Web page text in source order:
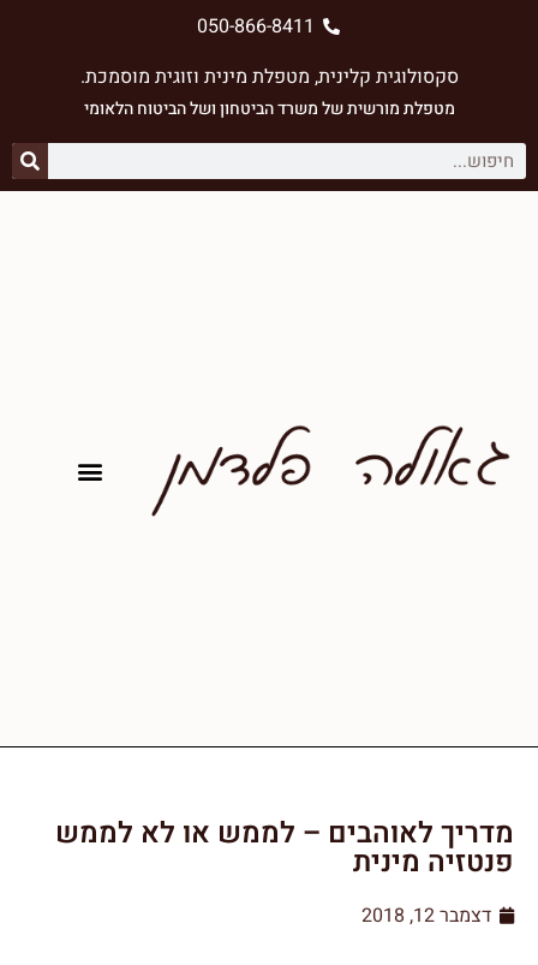
050-866-8411
סקסולוגית קלינית, מטפלת מינית וזוגית מוסמכת.
מטפלת מורשית של משרד הביטחון ⁠ושל הביטוח הלאומי
מדריך לאוהבים – לממש או לא לממש
פנטזיה מינית
דצמבר 12, 2018